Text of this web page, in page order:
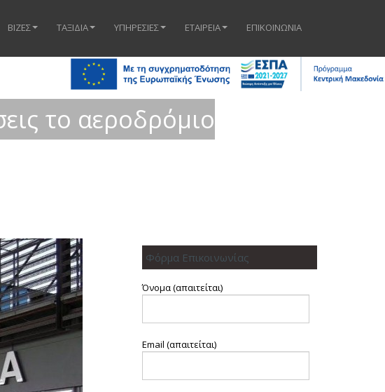
ΒΙΖΕΣ ΤΑΞΙΔΙΑ ΥΠΗΡΕΣΙΕΣ ΕΤΑΙΡΕΙΑ ΕΠΙΚΟΙΝΩΝΙΑ
το αεροδρόμιο
Φόρμα Επικοινωνίας
Όνομα (απαιτείται)
Email (απαιτείται)